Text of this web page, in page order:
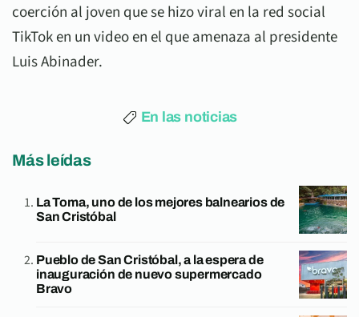
coerción al joven que se hizo viral en la red social
TikTok en un video en el que amenaza al presidente
Luis Abinader.
En las noticias
Más leídas
La Toma, uno de los mejores balnearios de
San Cristóbal
Pueblo de San Cristóbal, a la espera de
inauguración de nuevo supermercado
Bravo